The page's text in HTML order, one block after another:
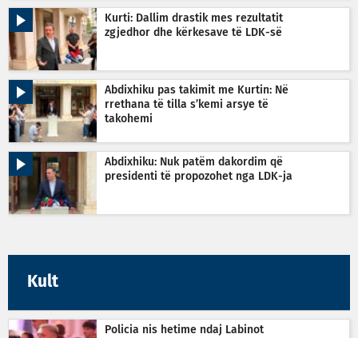
Kurti: Dallim drastik mes rezultatit
zgjedhor dhe kërkesave të LDK-së
Abdixhiku pas takimit me Kurtin: Në
rrethana të tilla s’kemi arsye të
takohemi
Abdixhiku: Nuk patëm dakordim që
presidenti të propozohet nga LDK-ja
Kult
Policia nis hetime ndaj Labinot